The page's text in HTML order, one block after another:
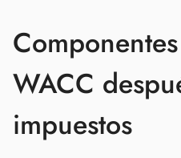
WACC
impuestos